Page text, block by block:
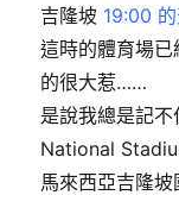
吉隆坡 19:00
這時的體育場
的很大惹……
是說我總是記不
National
馬來西亞吉隆坡